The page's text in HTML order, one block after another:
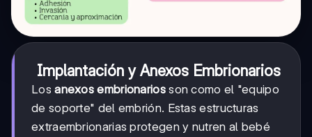
Implantación y Anexos Embrionarios
Losanexos embrionariosson como el "equipo
de soporte" del embrión. Estas estructuras
extraembrionarias protegen y nutren al bebé